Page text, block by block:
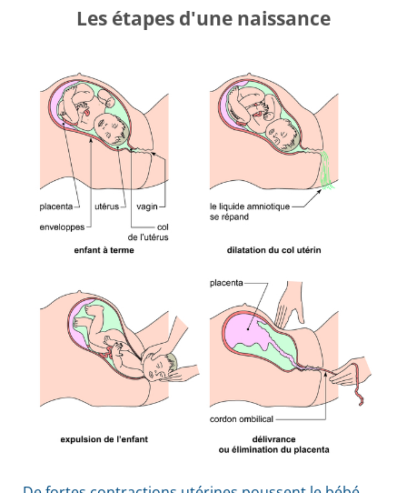
Les étapes d'une naissance